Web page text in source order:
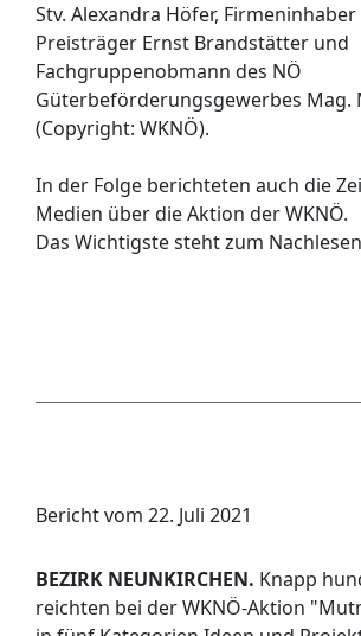
Stv. Alexandra Höfer,
Preisträger Ernst Brandstätter und
Fachgruppenobmann des NÖ
Güterbeförderungsgewerbes Mag.
(Copyright: WKNÖ).
In der Folge berichteten auch die
Medien über die Aktion der WKNÖ.
Das Wichtigste steht zum
Bericht vom 22. Juli 2021
BEZIRK NEUNKIRCHEN. Knapp
reichten bei der WKNÖ-Aktion